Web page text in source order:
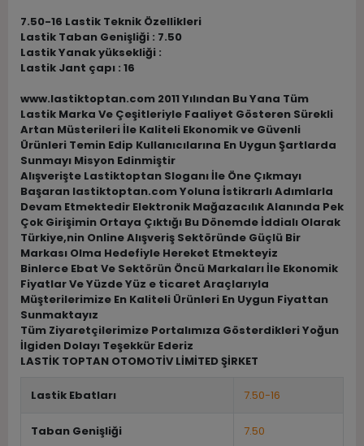
7.50-16 Lastik Teknik Özellikleri
Lastik Taban Genişliği : 7.50
Lastik Yanak yüksekliği :
Lastik Jant çapı : 16
www.lastiktoptan.com 2011 Yılından Bu Yana Tüm
Lastik Marka Ve Çeşitleriyle Faaliyet Gösteren Sürekli
Artan Müsterileri İle Kaliteli Ekonomik ve Güvenli
Ürünleri Temin Edip Kullanıcılarına En Uygun Şartlarda
Sunmayı Misyon Edinmiştir
Alışverişte Lastiktoptan Sloganı İle Öne Çıkmayı
Başaran lastiktoptan.com Yoluna İstikrarlı Adımlarla
Devam Etmektedir Elektronik Mağazacılık Alanında Pek
Çok Girişimin Ortaya Çıktığı Bu Dönemde İddialı Olarak
Türkiye,nin Online Alışveriş Sektöründe Güçlü Bir
Markası Olma Hedefiyle Hereket Etmekteyiz
Binlerce Ebat Ve Sektörün Öncü Markaları İle Ekonomik
Fiyatlar Ve Yüzde Yüz e ticaret Araçlarıyla
Müşterilerimize En Kaliteli Ürünleri En Uygun Fiyattan
Sunmaktayız
Tüm Ziyaretçilerimize Portalımıza Gösterdikleri Yoğun
İlgiden Dolayı Teşekkür Ederiz
LASTİK TOPTAN OTOMOTİV LİMİTED ŞİRKET
Lastik Ebatları 7.50-16
Taban Genişliği 7.50